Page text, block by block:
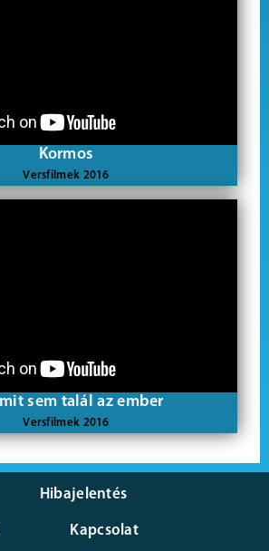
Kormos
Versfilmek 2016
sem talál az ember
Versfilmek 2016
Hibajelentés
Kapcsolat